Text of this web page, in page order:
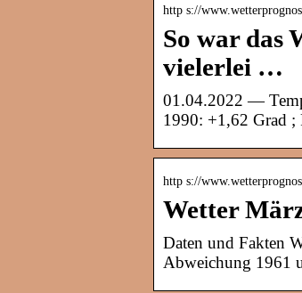
http s://
So war das
vielerlei …
01.04.2022 —
1990: +1,62 Grad ;
http s://
Wetter
Daten und Fakten
Abweichung 1961